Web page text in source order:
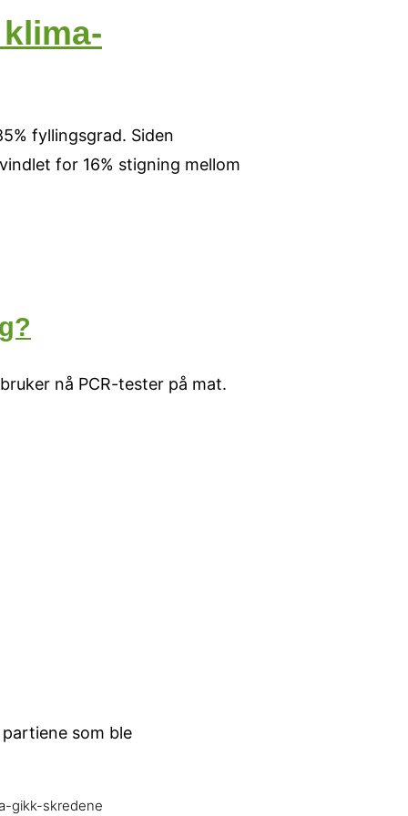
fyllingsgrad. Siden
for 16% stigning mellom
nå PCR-tester på mat.
som ble
gikk-skredene